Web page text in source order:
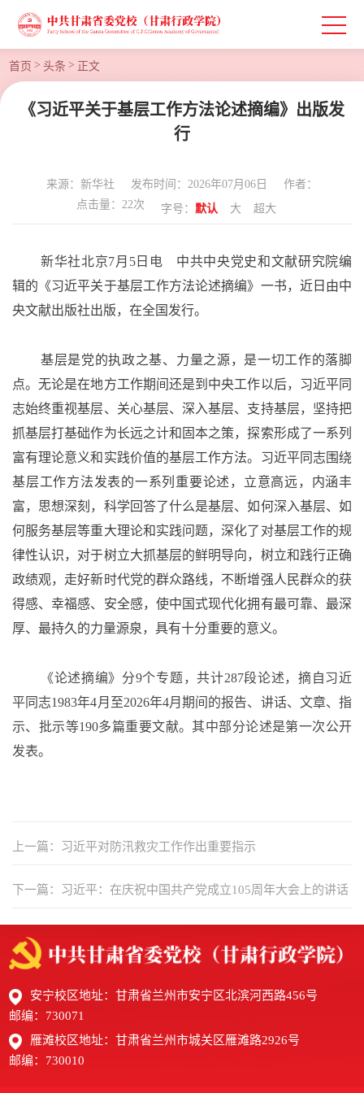
首页 > 头条 > 正文
《习近平关于基层工作方法论述摘编》出版发
行
来源：新华社 发布时间：2026年07月06日
作者：
点击量： 22次 字号： 默认 大 超大
新华社北京7月5日电 中共中央党史和文献研究院编
辑的《习近平关于基层工作方法论述摘编》一书，近日由中
央文献出版社出版，在全国发行。
基层是党的执政之基、力量之源，是一切工作的落脚
点。无论是在地方工作期间还是到中央工作以后，习近平同
志始终重视基层、关心基层、深入基层、支持基层，坚持把
抓基层打基础作为长远之计和固本之策，探索形成了一系列
富有理论意义和实践价值的基层工作方法。习近平同志围绕
基层工作方法发表的一系列重要论述，立意高远，内涵丰
富，思想深刻，科学回答了什么是基层、如何深入基层、如
何服务基层等重大理论和实践问题，深化了对基层工作的规
律性认识，对于树立大抓基层的鲜明导向，树立和践行正确
政绩观，走好新时代党的群众路线，不断增强人民群众的获
得感、幸福感、安全感，使中国式现代化拥有最可靠、最深
厚、最持久的力量源泉，具有十分重要的意义。
《论述摘编》分9个专题，共计287段论述，摘自习近
平同志1983年4月至2026年4月期间的报告、讲话、文章、指
示、批示等190多篇重要文献。其中部分论述是第一次公开
发表。
上一篇：习近平对防汛救灾工作作出重要指示
下一篇：习近平：在庆祝中国共产党成立105周年大会上的讲话
安宁校区地址：甘肃省兰州市安宁区北滨河西路456号
邮编：730071
雁滩校区地址：甘肃省兰州市城关区雁滩路2926号
邮编：730010